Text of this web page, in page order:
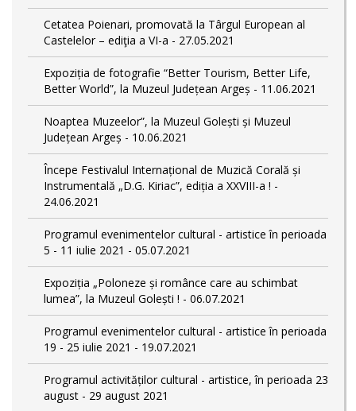
Cetatea Poienari, promovată la Târgul European al
Castelelor – ediţia a VI-a - 27.05.2021
Expoziția de fotografie “Better Tourism, Better Life,
Better World”, la Muzeul Județean Argeș - 11.06.2021
Noaptea Muzeelor”, la Muzeul Golești și Muzeul
Județean Argeș - 10.06.2021
Începe Festivalul Internațional de Muzică Corală și
Instrumentală „D.G. Kiriac”, ediția a XXVIII-a ! -
24.06.2021
Programul evenimentelor cultural - artistice în perioada
5 - 11 iulie 2021 - 05.07.2021
Expoziția „Poloneze și românce care au schimbat
lumea”, la Muzeul Golești ! - 06.07.2021
Programul evenimentelor cultural - artistice în perioada
19 - 25 iulie 2021 - 19.07.2021
Programul activităților cultural - artistice, în perioada 23
august - 29 august 2021